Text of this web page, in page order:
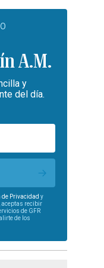
A.M.
y
del día.
de Privacidad y
aceptas recibir
de GFR
de los